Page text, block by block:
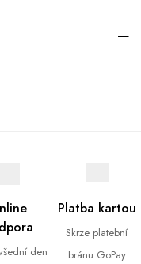
den
Platba kartou
Skrze platební
bránu GoPay